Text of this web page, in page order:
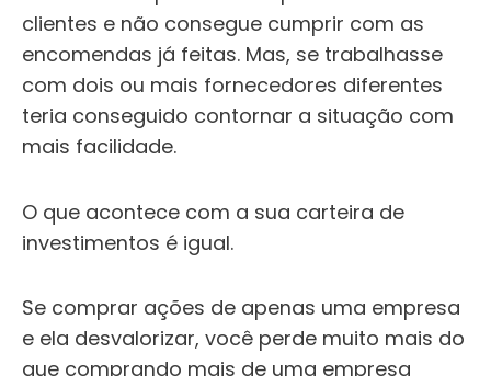
clientes e não consegue cumprir com as
encomendas já feitas. Mas, se trabalhasse
com dois ou mais fornecedores diferentes
teria conseguido contornar a situação com
mais facilidade.
O que acontece com a sua carteira de
investimentos é igual.
Se comprar ações de apenas uma empresa
e ela desvalorizar, você perde muito mais do
que comprando mais de uma empresa